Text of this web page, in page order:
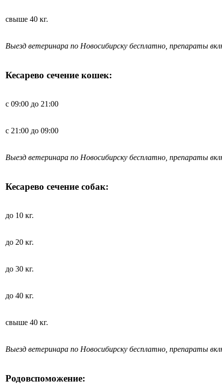
свыше 40 кг.
Выезд ветеринара по Новосибирску бесплатно, препараты
Кесарево сечение кошек:
с 09:00 до 21:00
с 21:00 до 09:00
Выезд ветеринара по Новосибирску бесплатно, препараты
Кесарево сечение собак:
до 10 кг.
до 20 кг.
до 30 кг.
до 40 кг.
свыше 40 кг.
Выезд ветеринара по Новосибирску бесплатно, препараты
Родовспоможение: